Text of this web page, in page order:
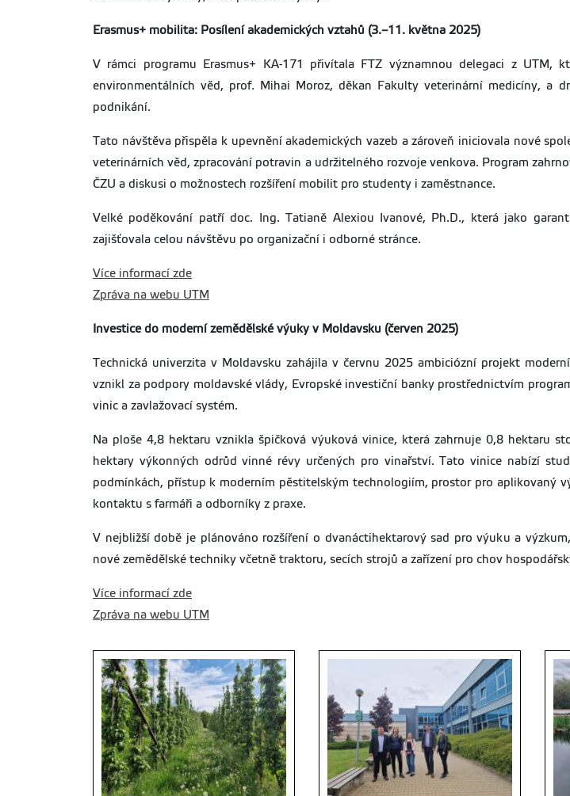
Erasmus+ mobilita: Posílení akademických vztahů (3.–11. května 2025)
V rámci programu Erasmus+ KA-171 přivítala FTZ významnou delegaci z
environmentálních věd, prof. Mihai Moroz, děkan Fakulty veterinární medicíny, a
podnikání.
Tato návštěva přispěla k upevnění akademických vazeb a zároveň iniciovala nové
veterinárních věd, zpracování potravin a udržitelného rozvoje venkova. Program
ČZU a diskusi o možnostech rozšíření mobilit pro studenty i zaměstnance.
Velké poděkování patří doc. Ing. Tatianě Alexiou Ivanové, Ph.D., která jako
zajišťovala celou návštěvu po organizační i odborné stránce.
Více informací zde
Zpráva na webu UTM
Investice do moderní zemědělské výuky v Moldavsku (červen 2025)
Technická univerzita v Moldavsku zahájila v červnu 2025 ambiciózní projekt
vznikl za podpory moldavské vlády, Evropské investiční banky prostřednictvím
vinic a zavlažovací systém.
Na ploše 4,8 hektaru vznikla špičková výuková vinice, která zahrnuje 0,8 hektaru
hektary výkonných odrůd vinné révy určených pro vinařství. Tato vinice nabízí
podmínkách, přístup k moderním pěstitelským technologiím, prostor pro aplikovaný
kontaktu s farmáři a odborníky z praxe.
V nejbližší době je plánováno rozšíření o dvanáctihektarový sad pro výuku a
nové zemědělské techniky včetně traktoru, secích strojů a zařízení pro chov
Více informací zde
Zpráva na webu UTM